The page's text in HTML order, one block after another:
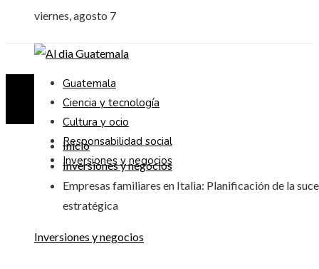
viernes, agosto 7
Guatemala
Ciencia y tecnología
Cultura y ocio
Responsabilidad social
Inversiones y negocios
Inicio
Inversiones y negocios
Empresas familiares en Italia: Planificación de la
estratégica
Inversiones y negocios